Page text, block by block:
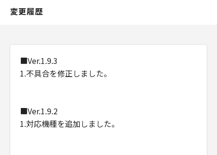
変更履歴
■Ver.1.9.3
1.不具合を修正しました。
■Ver.1.9.2
1.対応機種を追加しました。